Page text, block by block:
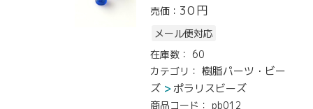
売価： 30円
メール便対応
在庫数： 60
カテゴリ： 樹脂パーツ・ビー
ズ
ポラリスビーズ
商品コード： pb012